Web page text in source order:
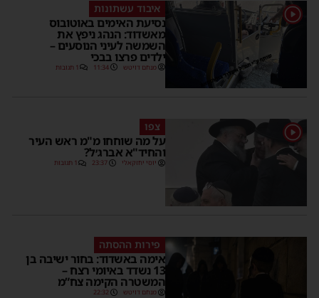
1 איבוד עשתונות
נסיעת האימים באוטובוס
מאשדוד: הנהג ניפץ את
השמשה לעיני הנוסעים –
ילדים פרצו בבכי
מנחם דויטש 11:34 1 תגובות
1 צפו
על מה שוחחו מ"מ ראש העיר
והחיד"א אברג׳ל?
יוסי יחזקאלי 23:37 1 תגובות
פירות ההסתה
אימה באשדוד: בחור ישיבה בן
13 נשדד באיומי רצח –
המשטרה הקימה צח”מ
מנחם דויטש 22:32